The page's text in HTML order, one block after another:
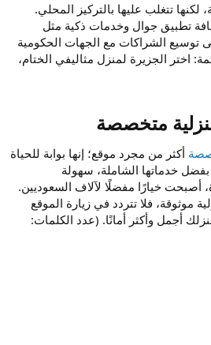
تتغلب عليها بالتركيز المحلي.
تطبيق جوال وخدمات ذكية مثل
توسيع الشراكات مع الجهات الحكومية
اختر الجزيرة لمنزل مثاليفي الختام،
متخصصة​
أكثر من مجرد موقع؛ إنها بوابة للحياة
بفضل خدماتها الشاملة، سهولة
أصبحت خيارًا مفضلًا لآلاف السعوديين.
موثوقة، فلا تتردد في زيارة الموقع
أجمل وأكثر أمانًا. (عدد الكلمات: